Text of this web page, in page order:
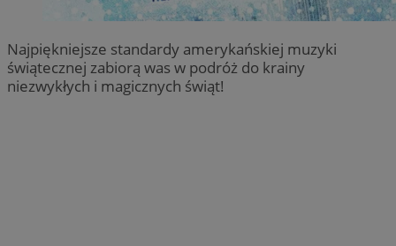
Najpiękniejsze standardy amerykańskiej muzyki
świątecznej zabiorą was w podróż do krainy
niezwykłych i magicznych świąt!